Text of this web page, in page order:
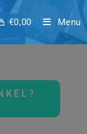
€0,00 Menu